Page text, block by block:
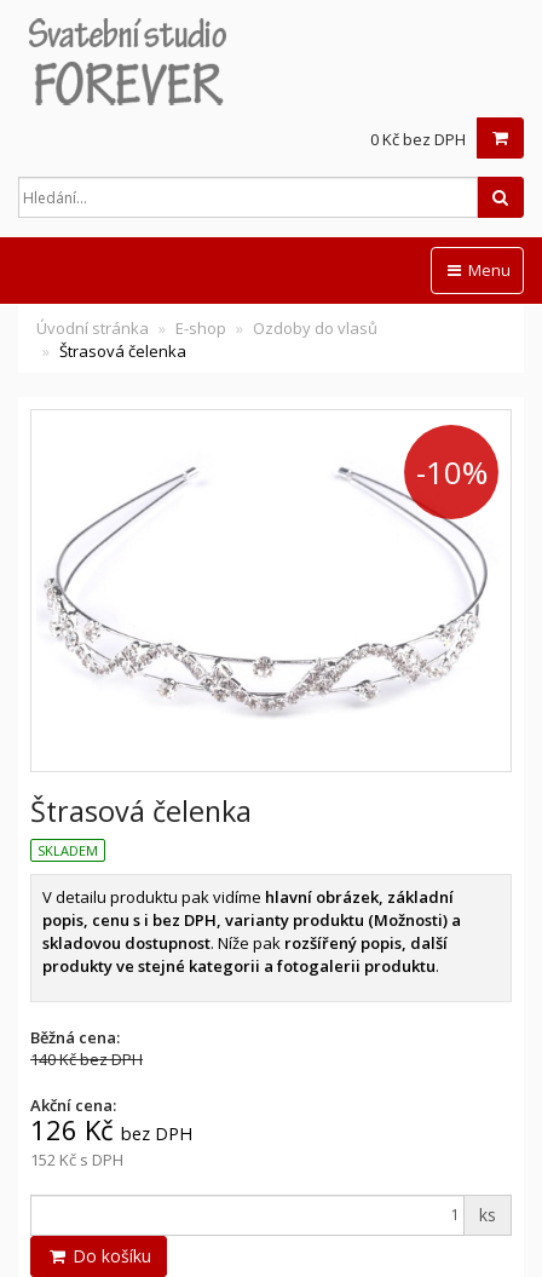
0 Kč bez DPH
Menu
Úvodní stránka E-shop
Ozdoby do vlasů
Štrasová čelenka
-10%
Štrasová čelenka
SKLADEM
V detailu produktu pak vidíme hlavní obrázek, základní
popis, cenu s i bez DPH, varianty produktu (Možnosti) a
skladovou dostupnost. Níže pak rozšířený popis, další
produkty ve stejné kategorii a fotogalerii produktu.
Běžná cena:
140 Kčbez DPH
Akční cena:
126 Kč bez DPH
152 Kč s DPH
ks
Do košíku